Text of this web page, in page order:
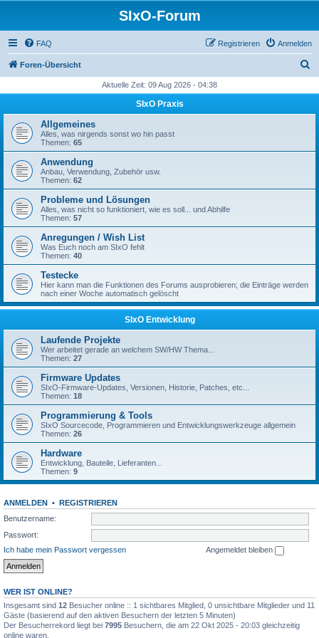
SIxO-Forum
FAQ Anmelden
Registrieren
Foren-Übersicht
h
Aktuelle Zeit: 09 Aug 2026 - 04:38
SIxO Praxis
Allgemeines
Alles, was nirgends sonst wo hin passt
Themen: 65
Anwendung
Anbau, Verwendung, Zubehör usw.
Themen: 62
Probleme und Lösungen
Alles, was nicht so funktioniert, wie es soll... und Abhilfe
Themen: 57
Anregungen / Wish List
Was Euch noch am SIxO fehlt
Themen: 40
Testecke
Hier kann man die Funktionen des Forums ausprobieren; die Einträge werden
nach einer Woche automatisch gelöscht
SIxO Entwicklung
Laufende Projekte
Wer arbeitet gerade an welchem SW/HW Thema...
Themen: 27
Firmware Updates
SIxO-Firmware-Updates, Versionen, Historie, Patches, etc...
Themen: 18
Programmierung & Tools
SIxO Sourcecode, Programmieren und Entwicklungswerkzeuge allgemein
Themen: 26
Hardware
Entwicklung, Bauteile, Lieferanten...
Themen: 9
ANMELDEN • REGISTRIEREN
Benutzername:
Passwort:
Ich habe mein Passwort vergessen
Angemeldet bleiben
WER IST ONLINE?
Insgesamt sind 12 Besucher online :: 1 sichtbares Mitglied, 0 unsichtbare Mitglieder und 11
Gäste (basierend auf den aktiven Besuchern der letzten 5 Minuten)
Der Besucherrekord liegt bei 7995 Besuchern, die am 22 Okt 2025 - 20:03 gleichzeitig
online waren.